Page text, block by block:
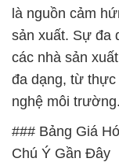
là nguồn cảm
sản xuất. Sự đa
các nhà sản
đa dạng, từ
nghệ môi trường.
### Bảng Giá
Chú Ý Gần Đây